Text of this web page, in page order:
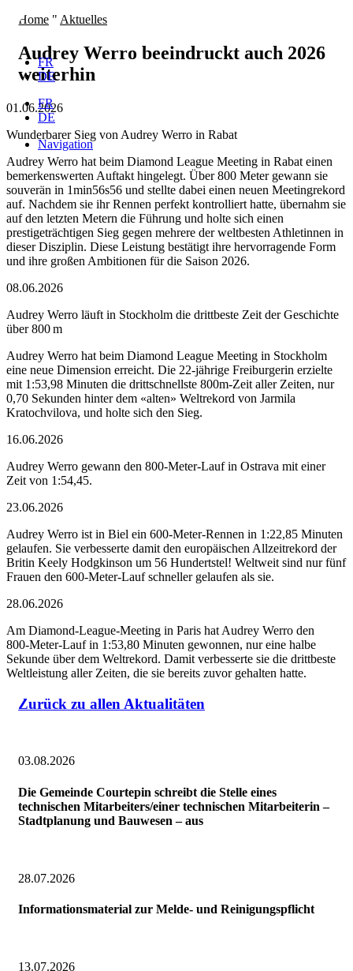
Zum
springen
FR
DE
FR
DE
Navigation
Home " Aktuelles
Audrey Werro beeindruckt auch 2026
weiterhin
01.06.2026
Wunderbarer Sieg von Audrey Werro in Rabat
Audrey Werro hat beim Diamond League Meeting in Rabat einen
bemerkenswerten Auftakt hingelegt. Über 800 Meter gewann sie
souverän in 1min56s56 und stellte dabei einen neuen Meetingrekord
auf. Nachdem sie ihr Rennen perfekt kontrolliert hatte, übernahm sie
auf den letzten Metern die Führung und holte sich einen
prestigeträchtigen Sieg gegen mehrere der weltbesten Athletinnen in
dieser Disziplin. Diese Leistung bestätigt ihre hervorragende Form
und ihre großen Ambitionen für die Saison 2026.
08.06.2026
Audrey Werro läuft in Stockholm die drittbeste Zeit der Geschichte
über 800 m
Audrey Werro hat beim Diamond League Meeting in Stockholm
eine neue Dimension erreicht. Die 22-jährige Freiburgerin erzielte
mit 1:53,98 Minuten die drittschnellste 800m-Zeit aller Zeiten, nur
0,70 Sekunden hinter dem «alten» Weltrekord von Jarmila
Kratochvilova, und holte sich den Sieg.
16.06.2026
Audrey Werro gewann den 800-Meter-Lauf in Ostrava mit einer
Zeit von 1:54,45.
23.06.2026
Audrey Werro ist in Biel ein 600‑Meter‑Rennen in 1:22,85 Minuten
gelaufen. Sie verbesserte damit den europäischen Allzeitrekord der
Britin Keely Hodgkinson um 56 Hundertstel! Weltweit sind nur fünf
Frauen den 600‑Meter‑Lauf schneller gelaufen als sie.
28.06.2026
Am Diamond‑League‑Meeting in Paris hat Audrey Werro den
800‑Meter‑Lauf in 1:53,80 Minuten gewonnen, nur eine halbe
Sekunde über dem Weltrekord. Damit verbesserte sie die drittbeste
Weltleistung aller Zeiten, die sie bereits zuvor gehalten hatte.
Zurück zu allen Aktualitäten
03.08.2026
Die Gemeinde Courtepin schreibt die Stelle eines
technischen Mitarbeiters/einer technischen Mitarbeiterin –
Stadtplanung und Bauwesen – aus
28.07.2026
Informationsmaterial zur Melde- und Reinigungspflicht
13.07.2026